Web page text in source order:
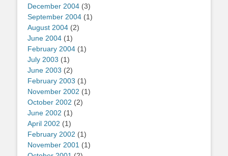
December 2004 (3)
September 2004 (1)
August 2004 (2)
June 2004 (1)
February 2004 (1)
July 2003 (1)
June 2003 (2)
February 2003 (1)
November 2002 (1)
October 2002 (2)
June 2002 (1)
April 2002 (1)
February 2002 (1)
November 2001 (1)